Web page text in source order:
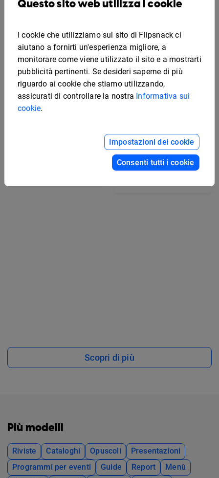
Modello di proposta
commerciale
Scopri di più
Più modelli
Riviste Cataloghi Opuscoli
Presentazioni
Programmi per eventi
Guide Report
Menù
Questo sito web utilizza i cookie
I cookie che utilizziamo sul sito di Flipsnack ci
aiutano a fornirti un'esperienza migliore, a
monitorare come viene utilizzato il sito e a mostrarti
pubblicità pertinenti. Se desideri saperne di più
riguardo ai cookie che stiamo utilizzando,
assicurati di controllare la nostra Informativa sui
cookie.
Impostazioni dei cookie
Consenti tutti i cookie